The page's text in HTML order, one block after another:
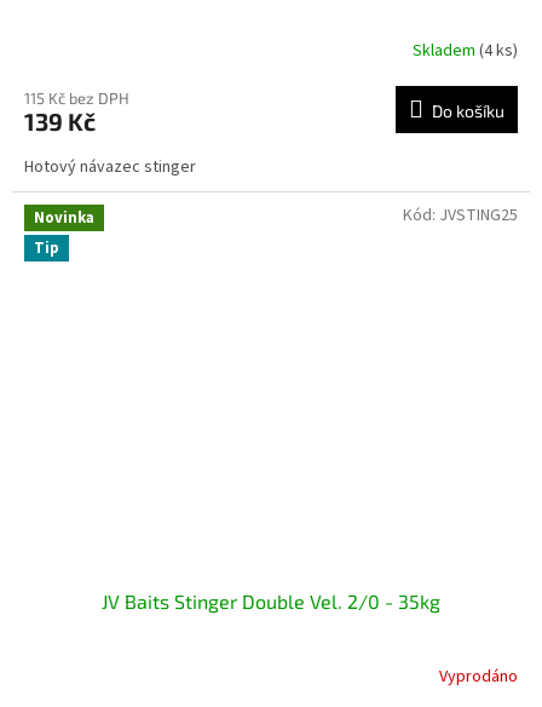
Skladem (4 ks)
115 Kč bez DPH
139 Kč Do košíku
Hotový návazec stinger
Novinka
Tip
JV Baits Stinger Double Vel. 2/0 - 35kg
Vyprodáno
Kód: JVSTING25